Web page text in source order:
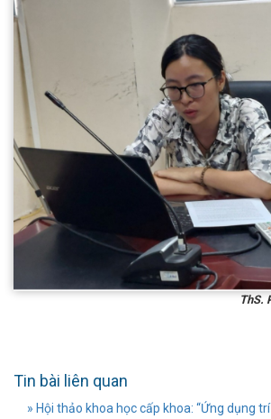
ThS.
Tin bài liên quan
» Hội thảo khoa học cấp khoa: “Ứng dụng